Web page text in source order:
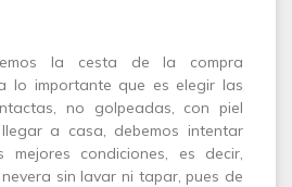
la cesta de la compra
lo importante que es elegir las
no golpeadas, con piel
a casa, debemos intentar
mejores condiciones, es decir,
sin lavar ni tapar, pues de